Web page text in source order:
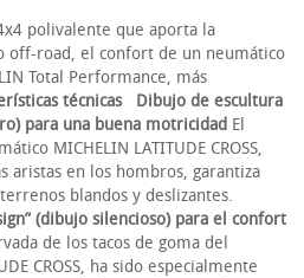
polivalente que aporta la
off-road, el confort de un neumático
Total Performance, más
técnicas
Dibujo de escultura
para una buena motricidad El
MICHELIN LATITUDE CROSS,
aristas en los hombros, garantiza
blandos y deslizantes.
(dibujo silencioso) para el confort
de los tacos de goma del
CROSS, ha sido especialmente